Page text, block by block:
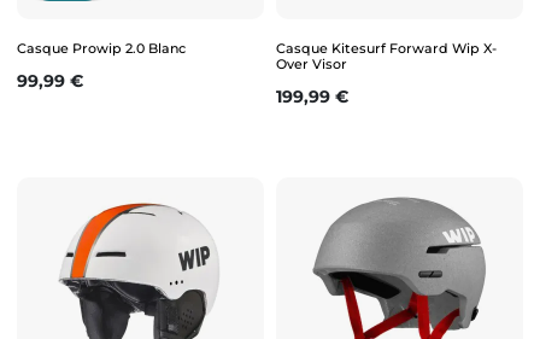
Casque Prowip 2.0 Blanc
Prix
99,99 €
Casque Kitesurf Forward Wip X-
Over Visor
Prix
199,99 €